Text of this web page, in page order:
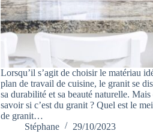
Lorsqu’il s’agit de choisir le matériau
plan de travail de cuisine, le granit se
sa durabilité et sa beauté naturelle.
savoir si c’est du granit ? Quel est le
de granit…
Stéphane
29/10/2023